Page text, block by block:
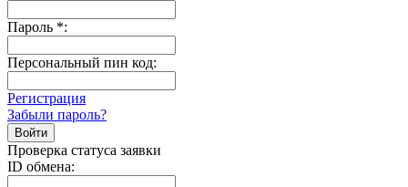
Пароль *:
Персональный пин код:
Регистрация
Забыли пароль?
Проверка статуса заявки
ID обмена: